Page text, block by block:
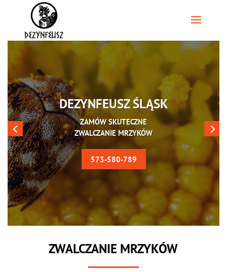
DEZYNFEUSZ ŚLĄSK
ZAMÓW SKUTECZNE
ZWALCZANIE MRZYKÓW
573-580-789
ZWALCZANIE MRZYKÓW